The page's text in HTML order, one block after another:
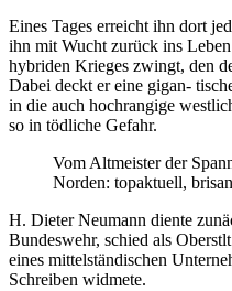
Eines Tages erreicht ihn dort
ihn mit Wucht zurück ins
hybriden Krieges zwingt, den
Dabei deckt er eine gigan-
in die auch hochrangige
so in tödliche Gefahr.
Vom Altmeister der
Norden: topaktuell,
H. Dieter Neumann diente
Bundeswehr, schied als
eines mittelständischen
Schreiben widmete.